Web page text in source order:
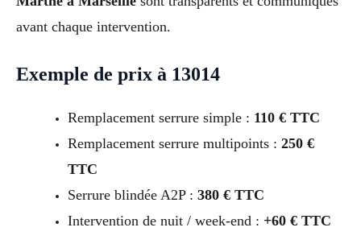
avant chaque intervention.
Exemple de prix à 13014
Remplacement serrure simple : 110 € TTC
Remplacement serrure multipoints : 250 €
TTC
Serrure blindée A2P : 380 € TTC
Intervention de nuit / week-end : +60 € TTC